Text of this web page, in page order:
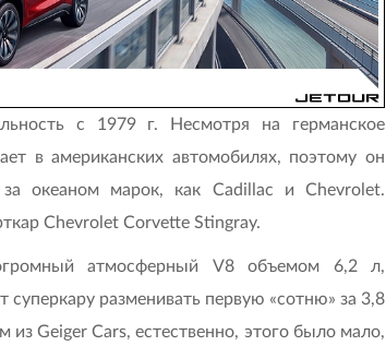
с 1979 г. Несмотря на германское
в американских автомобилях, поэтому он
за океаном марок, как Cadillac и Chevrolet.
Chevrolet Corvette Stingray.
атмосферный V8 объемом 6,2 л,
разменивать первую «сотню» за 3,8
Geiger Cars, естественно, этого было мало,